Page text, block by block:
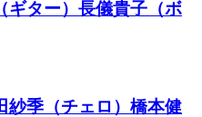
ギター）長儀貴子（ボ
紗季（チェロ）橋本健